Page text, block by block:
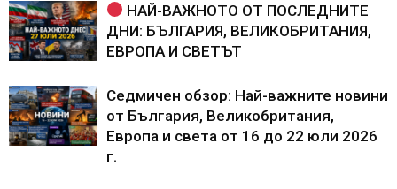
НАЙ-ВАЖНОТО ОТ ПОСЛЕДНИТЕ
ДНИ: БЪЛГАРИЯ, ВЕЛИКОБРИТАНИЯ,
ЕВРОПА И СВЕТЪТ
Седмичен обзор: Най-важните новини
от България, Великобритания,
Европа и света от 16 до 22 юли 2026
г.